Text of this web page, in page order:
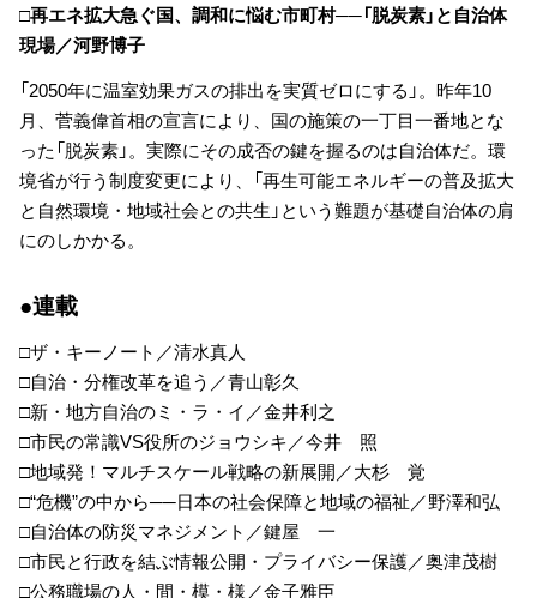
□再エネ拡大急ぐ国、調和に悩む市町村──「脱炭素」と自治体
現場／河野博子
「2050年に温室効果ガスの排出を実質ゼロにする」。昨年10
月、菅義偉首相の宣言により、国の施策の一丁目一番地とな
った「脱炭素」。実際にその成否の鍵を握るのは自治体だ。環
境省が行う制度変更により、「再生可能エネルギーの普及拡大
と自然環境・地域社会との共生」という難題が基礎自治体の肩
にのしかかる。
●連載
□ザ・キーノート／清水真人
□自治・分権改革を追う／青山彰久
□新・地方自治のミ・ラ・イ／金井利之
□市民の常識VS役所のジョウシキ／今井 照
□地域発！マルチスケール戦略の新展開／大杉 覚
□“危機”の中から──日本の社会保障と地域の福祉／野澤和弘
□自治体の防災マネジメント／鍵屋 一
□市民と行政を結ぶ情報公開・プライバシー保護／奥津茂樹
□公務職場の人・間・模・様／金子雅臣